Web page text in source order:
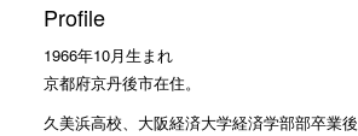
Profile
1966年10月生まれ
京都府京丹後市在住。
久美浜高校、大阪経済大学経済学部部卒業後